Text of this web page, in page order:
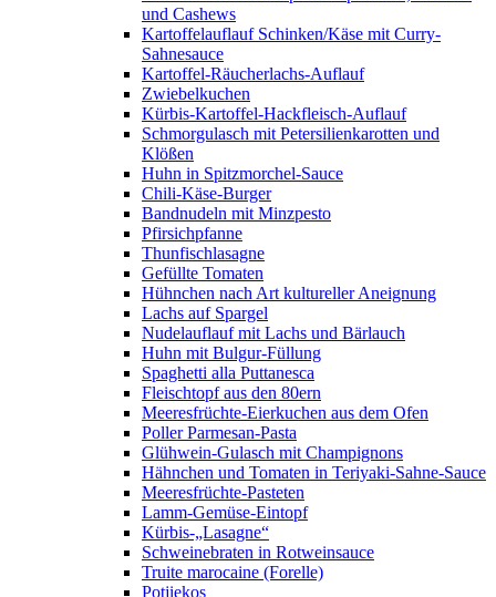
und Cashews
Kartoffelauflauf Schinken/Käse mit Curry-
Sahnesauce
Kartoffel-Räucherlachs-Auflauf
Zwiebelkuchen
Kürbis-Kartoffel-Hackfleisch-Auflauf
Schmorgulasch mit Petersilienkarotten und
Klößen
Huhn in Spitzmorchel-Sauce
Chili-Käse-Burger
Bandnudeln mit Minzpesto
Pfirsichpfanne
Thunfischlasagne
Gefüllte Tomaten
Hühnchen nach Art kultureller Aneignung
Lachs auf Spargel
Nudelauflauf mit Lachs und Bärlauch
Huhn mit Bulgur-Füllung
Spaghetti alla Puttanesca
Fleischtopf aus den 80ern
Meeresfrüchte-Eierkuchen aus dem Ofen
Poller Parmesan-Pasta
Glühwein-Gulasch mit Champignons
Hähnchen und Tomaten in Teriyaki-Sahne-Sauce
Meeresfrüchte-Pasteten
Lamm-Gemüse-Eintopf
Kürbis-„Lasagne“
Schweinebraten in Rotweinsauce
Truite marocaine (Forelle)
Potjiekos